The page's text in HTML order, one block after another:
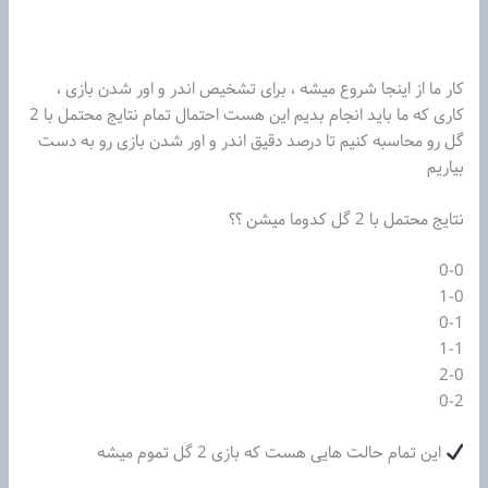
کار ما از اینجا شروع میشه ، برای تشخیص اندر و اور شدن بازی ،
کاری که ما باید انجام بدیم این هست احتمال تمام نتایج محتمل با 2
گل رو محاسبه کنیم تا درصد دقیق اندر و اور شدن بازی رو به دست
بیاریم
نتایج محتمل با 2 گل کدوما میشن ؟؟
0-0
1-0
0-1
1-1
2-0
0-2
این تمام حالت هایی هست که بازی 2 گل تموم میشه